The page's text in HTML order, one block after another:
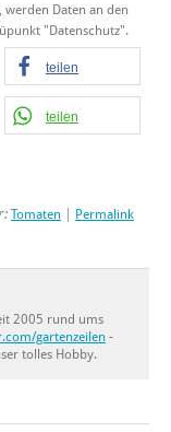
werden Daten an den
"Datenschutz".
teilen
teilen
Tomaten Permalink
2005 rund ums
gartenzeilen -
tolles Hobby.